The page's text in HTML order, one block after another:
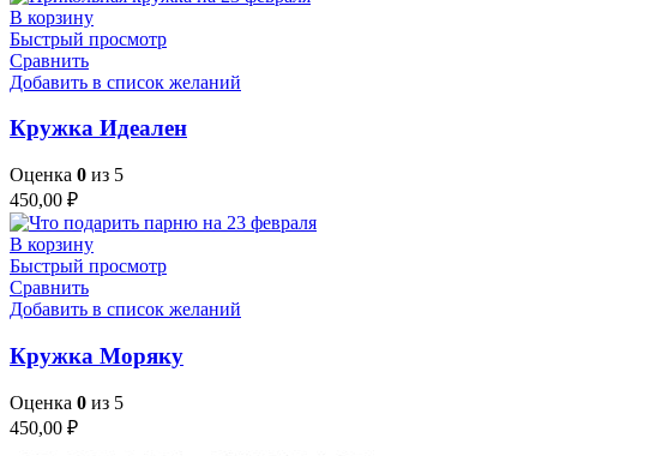
В корзину
Быстрый просмотр
Сравнить
Добавить в список желаний
Кружка Идеален
Оценка 0 из 5
450,00 ₽
В корзину
Быстрый просмотр
Сравнить
Добавить в список желаний
Кружка Моряку
Оценка 0 из 5
450,00 ₽